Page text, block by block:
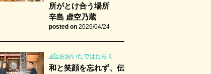
所がとけ合う場所
辛島 虚空乃蔵
posted on 2026/04/24
おおいたではたらく
和と笑顔を忘れず、伝